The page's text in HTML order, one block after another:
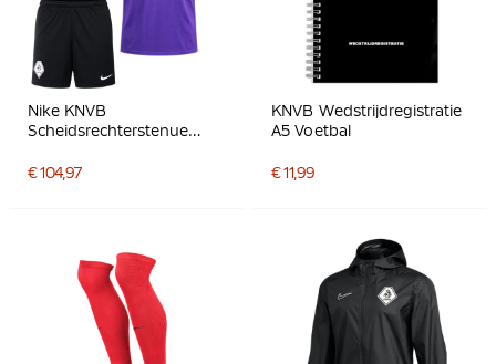
Nike KNVB
Scheidsrechterstenue
€ 104,97
KNVB Wedstrijdregistratie
A5 Voetbal
€ 11,99